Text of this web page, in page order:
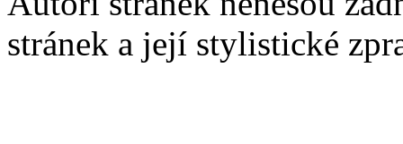
stránek a její stylistické